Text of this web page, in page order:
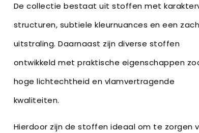
De collectie bestaat uit stoffen met
structuren, subtiele kleurnuances en een
uitstraling. Daarnaast zijn diverse stoffen
ontwikkeld met praktische eigenschappen
hoge lichtechtheid en vlamvertragende
kwaliteiten.
Hierdoor zijn de stoffen ideaal om te zorgen